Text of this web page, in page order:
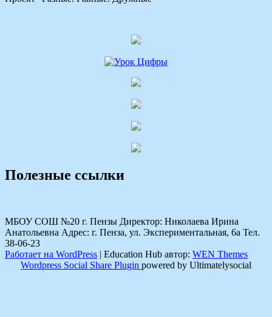
Полезные ссылки
МБОУ СОШ №20 г. Пензы Директор: Николаева Ирина
Анатольевна Адрес: г. Пенза, ул. Экспериментальная, 6а Тел.
38-06-23
Работает на WordPress | Education Hub автор: WEN Themes
Wordpress Social Share Plugin powered by Ultimatelysocial